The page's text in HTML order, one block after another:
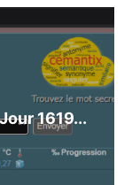
1619...